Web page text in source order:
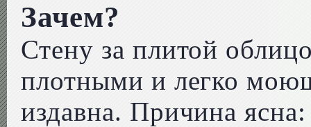
Зачем?
Стену за плитой
плотными и легко
издавна. Причина